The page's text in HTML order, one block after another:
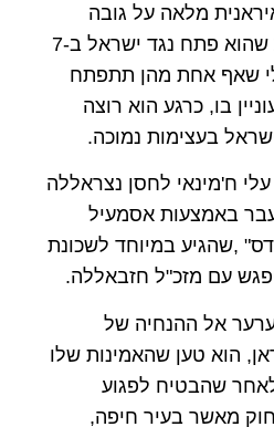
מלאה על גובה
הלהבות ב-7 החזיתות שהוא פתח נגד ישראל ב-7
שאף אחת מהן תתפתח
בו, כרגע הוא רוצה
בעצימות נמוכה.
ח'מינאי לחסן נצראללה
באמצעות אסמעיל
,שהגיע במיוחד לשכונת
עם מזכ"ל חזבאללה.
אל ההנחיה של
הוא טען שהאמינות שלו
שהבטיח לפגוע
מאשר בעיר חיפה,